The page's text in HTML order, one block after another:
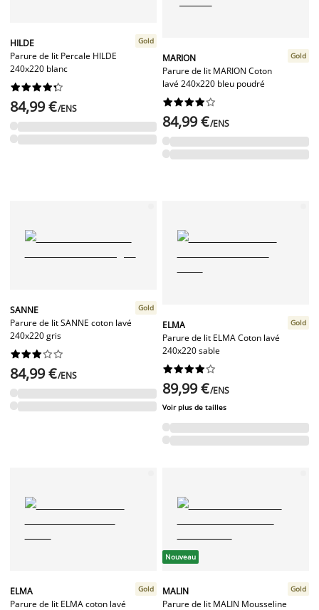
HILDE
Parure de lit Percale HILDE
240x220 blanc
Gold






84,99 €/ENS
MARION
Parure de lit MARION Coton
lavé 240x220 bleu poudré
Gold






84,99 €/ENS
SANNE
Parure de lit SANNE coton lavé
240x220 gris
Gold






84,99 €/ENS
ELMA
Parure de lit ELMA Coton lavé
240x220 sable
Gold






89,99 €/ENS
Voir plus de tailles
ELMA
Parure de lit ELMA coton lavé
Gold
Nouveau
MALIN
Parure de lit MALIN Mousseline
Gold